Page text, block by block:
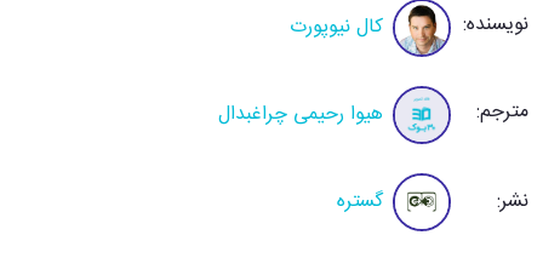
نویسنده: کال نیوپورت
مترجم: هیوا رحیمی چراغبدال
نشر: گستره